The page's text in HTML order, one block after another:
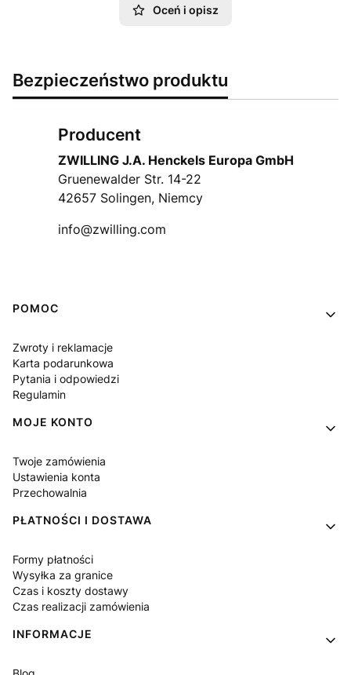
Oceń i opisz
Bezpieczeństwo produktu
Producent
ZWILLING J.A. Henckels Europa GmbH
Gruenewalder Str. 14-22
42657 Solingen, Niemcy
info@zwilling.com
Linki w stopce
POMOC
Zwroty i reklamacje
Karta podarunkowa
Pytania i odpowiedzi
Regulamin
MOJE KONTO
Twoje zamówienia
Ustawienia konta
Przechowalnia
PŁATNOŚCI I DOSTAWA
Formy płatności
Wysyłka za granice
Czas i koszty dostawy
Czas realizacji zamówienia
INFORMACJE